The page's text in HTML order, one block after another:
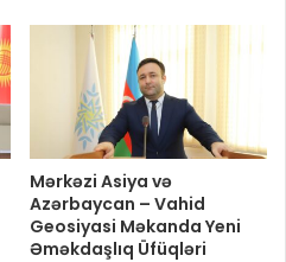
Mərkəzi Asiya və
Azərbaycan – Vahid
Geosiyasi Məkanda Yeni
Əməkdaşlıq Üfüqləri